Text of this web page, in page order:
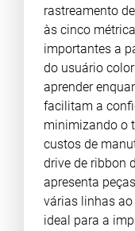
rastreamento
às cinco
importantes a
do usuário
aprender
facilitam a
minimizando o
custos de
drive de ribbon
apresenta
várias linhas
ideal para a